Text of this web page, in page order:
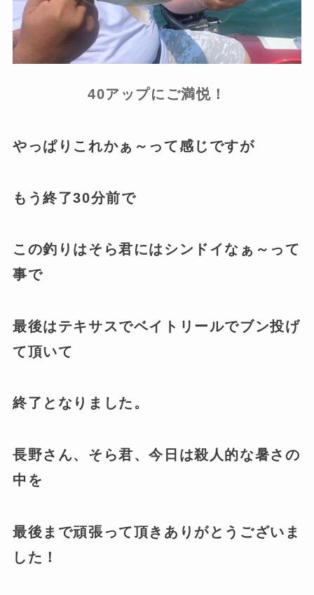
40アップにご満悦！
やっぱりこれかぁ～って感じですが
もう終了30分前で
この釣りはそら君にはシンドイなぁ～って
事で
最後はテキサスでベイトリールでブン投げ
て頂いて
終了となりました。
長野さん、そら君、今日は殺人的な暑さの
中を
最後まで頑張って頂きありがとうございま
した！